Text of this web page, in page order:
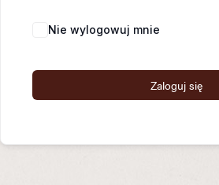
Nie wylogowuj mnie
Zaloguj się